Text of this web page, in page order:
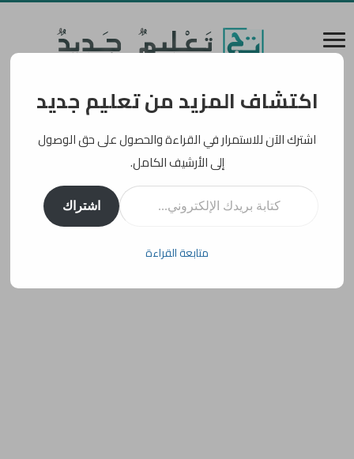
اكتشاف المزيد من تعليم جديد
اشترك الآن للاستمرار في القراءة والحصول على حق الوصول
إلى الأرشيف الكامل.
كتابة بريدك الإلكتروني...
اشتراك
متابعة القراءة